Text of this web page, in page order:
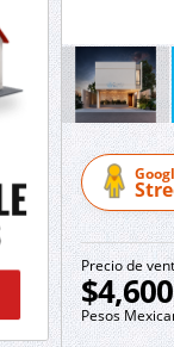
Precio de
Pesos